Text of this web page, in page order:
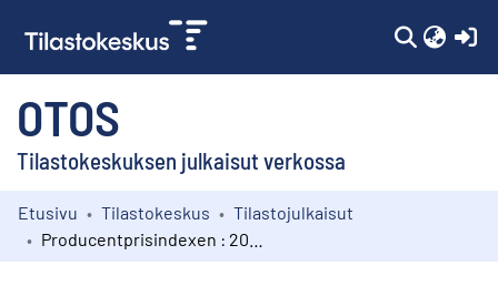
OTOS
Tilastokeskuksen julkaisut verkossa
Kokoelmat
Etusivu Tilastokeskus
Tilastojulkaisut